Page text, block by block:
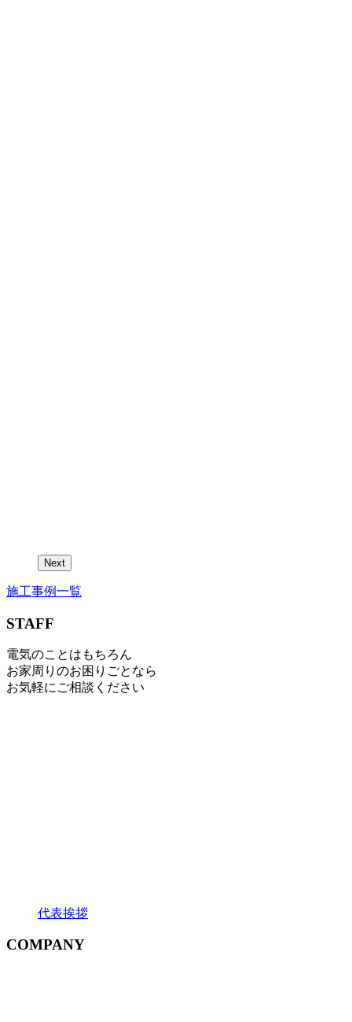
Next
施工事例一覧
STAFF
電気のことはもちろん
お家周りのお困りごとなら
お気軽にご相談ください
代表挨拶
COMPANY